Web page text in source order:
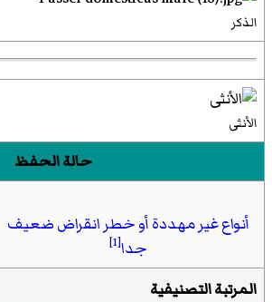
الذكر
الأنثى
حالة الحفظ
أنواع غير مهددة أو خطر انقراض ضعيف
جدا[1]
المرتبة التصنيفية